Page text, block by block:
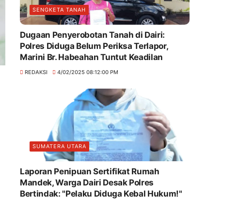
SENGKETA TANAH
Dugaan Penyerobotan Tanah di Dairi:
Polres Diduga Belum Periksa Terlapor,
Marini Br. Habeahan Tuntut Keadilan
REDAKSI 4/02/2025 08:12:00 PM
SUMATERA UTARA
Laporan Penipuan Sertifikat Rumah
Mandek, Warga Dairi Desak Polres
Bertindak: "Pelaku Diduga Kebal Hukum!"